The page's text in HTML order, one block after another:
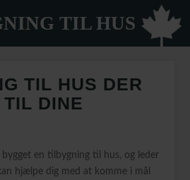
TIL HUS
TIL HUS DER
DINE
en tilbygning til hus, og leder
hjælpe dig med at komme i mål